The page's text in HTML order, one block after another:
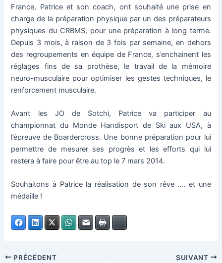
France, Patrice et son coach, ont souhaité une prise en
charge de la préparation physique par un des préparateurs
physiques du CRBMS, pour une préparation à long terme.
Depuis 3 mois, à raison de 3 fois par semaine, en dehors
des regroupements en équipe de France, s’enchainent les
réglages fins de sa prothèse, le travail de la mémoire
neuro-musculaire pour optimiser les gestes techniques, le
renforcement musculaire.
Avant les JO de Sotchi, Patrice va participer au
championnat du Monde Handisport de Ski aux USA, à
l’épreuve de Boardercross. Une bonne préparation pour lui
permettre de mesurer ses progrès et les efforts qui lui
restera à faire pour être au top le 7 mars 2014.
Souhaitons à Patrice la réalisation de son rêve …. et une
médaille !
FacebookLinkedIn WhatsApp
E-mail
PRÉCÉDENT SUIVANT